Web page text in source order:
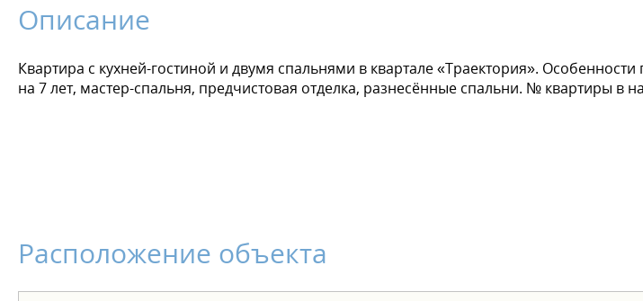
Описание
Квартира с кухней-гостиной и двумя спальнями в квартале «Траектория».
на 7 лет, мастер-спальня, предчистовая отделка, разнесённые спальни. № квартиры в
Расположение объекта